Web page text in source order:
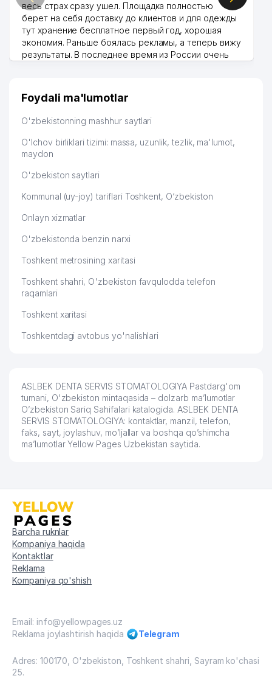
весь страх сразу ушел. Площадка полностью
берет на себя доставку до клиентов и для одежды
тут хранение бесплатное первый год, хорошая
экономия. Раньше боялась рекламы, а теперь вижу
результаты. В последнее время из России очень
дальше развиваюсь потихоньку😊
Hamida 03.08.2026 12:45:39
Foydali ma'lumotlar
O'zbekistonning mashhur saytlari
O'lchov birliklari tizimi: massa, uzunlik, tezlik, ma'lumot,
maydon
O'zbekiston saytlari
Kommunal (uy-joy) tariflari Toshkent, O‘zbekiston
Onlayn xizmatlar
O'zbekistonda benzin narxi
Toshkent metrosining xaritasi
Toshkent shahri, O'zbekiston favqulodda telefon
raqamlari
Toshkent xaritasi
Toshkentdagi avtobus yo'nalishlari
ASLBEK DENTA SERVIS STOMATOLOGIYA Pastdarg'om
tumani, O'zbekiston mintaqasida – dolzarb ma’lumotlar
O’zbekiston Sariq Sahifalari katalogida. ASLBEK DENTA
SERVIS STOMATOLOGIYA: kontaktlar, manzil, telefon,
faks, sayt, joylashuv, mo’ljallar va boshqa qo’shimcha
ma’lumotlar Yellow Pages Uzbekistan saytida.
Barcha ruknlar
Kompaniya haqida
Kontaktlar
Reklama
Kompaniya qo'shish
Email: info@yellowpages.uz
Reklama joylashtirish haqida
Telegram
Adres: 100170, O'zbekiston, Toshkent shahri, Sayram ko'chasi
25.